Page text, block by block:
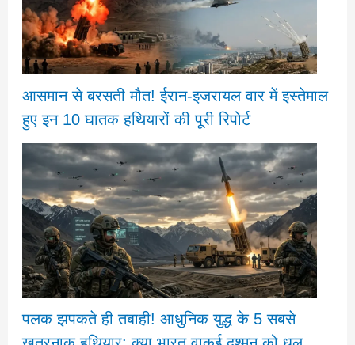
आसमान से बरसती मौत! ईरान-इजरायल वार में इस्तेमाल
हुए इन 10 घातक हथियारों की पूरी रिपोर्ट
पलक झपकते ही तबाही! आधुनिक युद्ध के 5 सबसे